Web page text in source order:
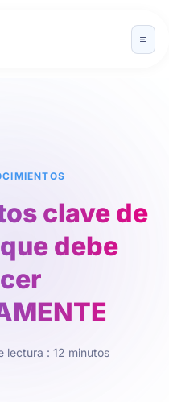
clave de
debe
lectura : 12 minutos